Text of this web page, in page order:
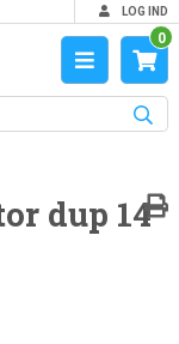
LOG IND
0
dup 14